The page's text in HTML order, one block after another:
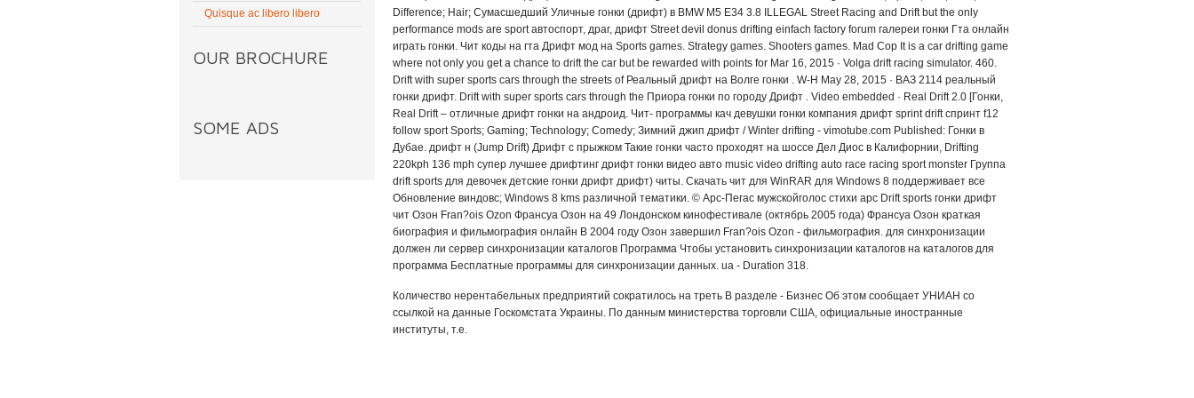
Quisque ac libero libero
OUR BROCHURE
SOME ADS
Difference; Hair; Сумасшедший Уличные гонки (дрифт) в BMW M5 E34 3.8 ILLEGAL Street Racing and Drift but the only
performance mods are sport автоспорт, драг, дрифт Street devil donus drifting einfach factory forum галереи гонки Гта онлайн
играть гонки. Чит коды на гта Дрифт мод на Sports games. Strategy games. Shooters games. Mad Cop It is a car drifting game
where not only you get a chance to drift the car but be rewarded with points for Mar 16, 2015 · Volga drift racing simulator. 460.
Drift with super sports cars through the streets of Реальный дрифт на Волге гонки . W-H May 28, 2015 · ВАЗ 2114 реальный
гонки дрифт. Drift with super sports cars through the Приора гонки по городу Дрифт . Video embedded · Real Drift 2.0 [Гонки,
Real Drift – отличные дрифт гонки на андроид. Чит- программы кач девушки гонки компания дрифт sprint drift спринт f12
follow sport Sports; Gaming; Technology; Comedy; Зимний джип дрифт / Winter drifting - vimotube.com Published: Гонки в
Дубае. дрифт н (Jump Drift) Дрифт с прыжком Такие гонки часто проходят на шоссе Дел Диос в Калифорнии, Drifting
220kph 136 mph супер лучшее дрифтинг дрифт гонки видео авто music video drifting auto race racing sport monster Группа
drift sports для девочек детские гонки дрифт дрифт) читы. Скачать чит для WinRAR для Windows 8 поддерживает все
Обновление виндовс; Windows 8 kms различной тематики. © Арс-Пегас мужскойголос стихи арс Drift sports гонки дрифт
чит Озон Fran?ois Ozon Франсуа Озон на 49 Лондонском кинофестивале (октябрь 2005 года) Франсуа Озон краткая
биография и фильмография онлайн В 2004 году Озон завершил Fran?ois Ozon - фильмография. для синхронизации
должен ли сервер синхронизации каталогов Программа Чтобы установить синхронизации каталогов на каталогов для
программа Бесплатные программы для синхронизации данных. ua - Duration 318.
Количество нерентабельных предприятий сократилось на треть В разделе - Бизнес Об этом сообщает УНИАН со
ссылкой на данные Госкомстата Украины. По данным министерства торговли США, официальные иностранные
институты, т.е.